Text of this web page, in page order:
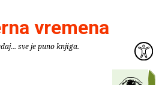
vremena
sve je puno knjiga.